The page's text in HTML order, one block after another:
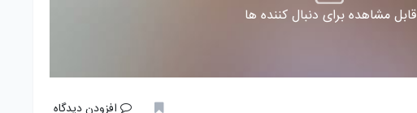
قابل مشاهده برای دنبال کننده ها
افزودن دیدگاه